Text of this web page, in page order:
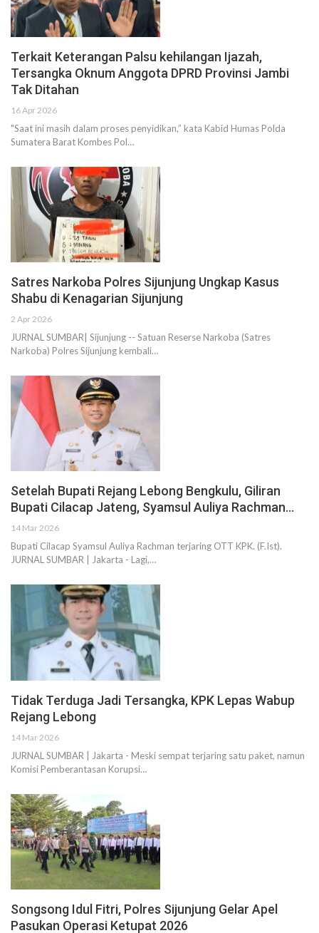
Terkait Keterangan Palsu kehilangan Ijazah,
Tersangka Oknum Anggota DPRD Provinsi Jambi
Tak Ditahan
16 Apr 2026
"Saat ini masih dalam proses penyidikan,” kata Kabid Humas Polda
Sumatera Barat Kombes Pol…
Satres Narkoba Polres Sijunjung Ungkap Kasus
Shabu di Kenagarian Sijunjung
2 Apr 2026
JURNAL SUMBAR| Sijunjung -- Satuan Reserse Narkoba (Satres
Narkoba) Polres Sijunjung kembali…
Setelah Bupati Rejang Lebong Bengkulu, Giliran
Bupati Cilacap Jateng, Syamsul Auliya Rachman…
14 Mar 2026
Bupati Cilacap Syamsul Auliya Rachman terjaring OTT KPK. (F.Ist).
JURNAL SUMBAR | Jakarta - Lagi,…
Tidak Terduga Jadi Tersangka, KPK Lepas Wabup
Rejang Lebong
14 Mar 2026
JURNAL SUMBAR | Jakarta - Meski sempat terjaring satu paket, namun
Komisi Pemberantasan Korupsi…
Songsong Idul Fitri, Polres Sijunjung Gelar Apel
Pasukan Operasi Ketupat 2026